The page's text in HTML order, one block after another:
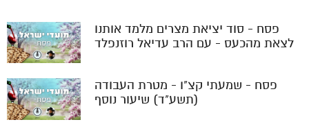
פסח - סוד יציאת מצרים מלמד אותנו
לצאת מהכעס - עם הרב עדיאל רוזנפלד
פסח - שמעתי קצ"ו - מטרת העבודה
(תשע"ד) שיעור נוסף